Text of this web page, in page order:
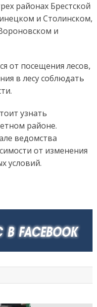
районах Брестской
и Столинском,
и
от посещения лесов,
в лесу соблюдать
узнать
районе.
ведомства
от изменения
условий.